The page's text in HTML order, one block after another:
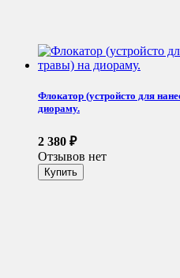
Флокатор (устройсто для
диораму.
2 380 ₽
Отзывов нет